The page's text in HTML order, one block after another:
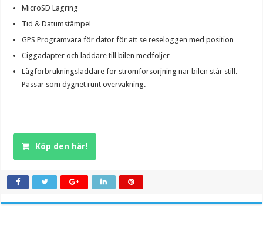
MicroSD Lagring
Tid & Datumstämpel
GPS Programvara för dator för att se reseloggen med position
Ciggadapter och laddare till bilen medföljer
Lågförbrukningsladdare för strömförsörjning när bilen står still.
Passar som dygnet runt övervakning.
Köp den här!